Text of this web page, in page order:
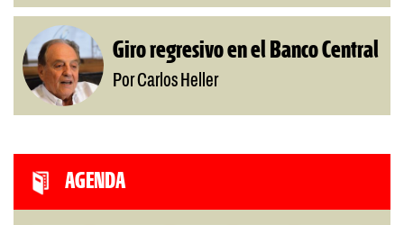
Giro regresivo en el Banco Central
Por Carlos Heller
AGENDA